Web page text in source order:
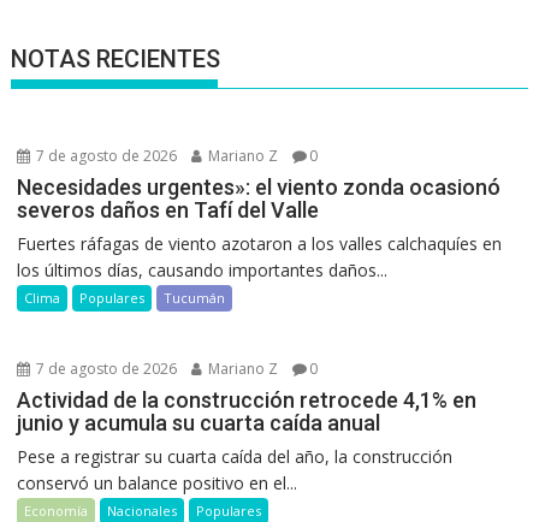
NOTAS RECIENTES
7 de agosto de 2026 Mariano Z 0
Necesidades urgentes»: el viento zonda ocasionó
severos daños en Tafí del Valle
Fuertes ráfagas de viento azotaron a los valles calchaquíes en
los últimos días, causando importantes daños...
Clima Populares Tucumán
7 de agosto de 2026 Mariano Z 0
Actividad de la construcción retrocede 4,1% en
junio y acumula su cuarta caída anual
Pese a registrar su cuarta caída del año, la construcción
conservó un balance positivo en el...
Economía Nacionales Populares